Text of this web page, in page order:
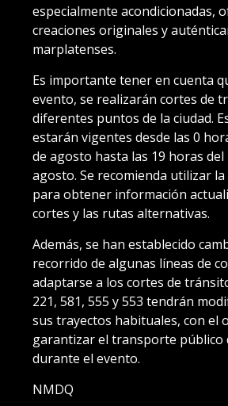
especialmente acondicionadas,
creaciones originales y
marplatenses.
Es importante tener en cuenta
evento, se realizarán cortes de
diferentes puntos de la ciudad.
estarán vigentes desde las 0
de agosto hasta las 19 horas del
agosto. Se recomienda utilizar la
para obtener información
cortes y las rutas alternativas.
Además, se han establecido
recorrido de algunas líneas de
adaptarse a los cortes de
221, 581, 555 y 553 tendrán
sus trayectos habituales, con el
garantizar el transporte público
durante el evento.
NMDQ